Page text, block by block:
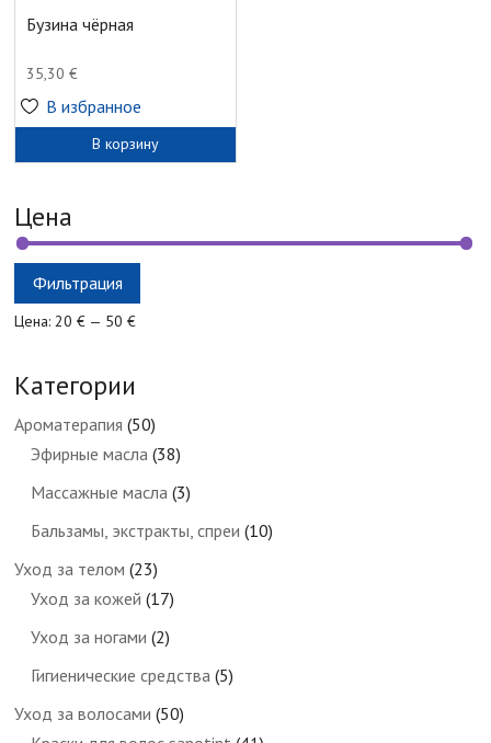
Бузина чёрная
35,30€
В избранное
В корзину
Цена
Минимальная
цена
Максимальная
цена
Фильтрация
Цена:20 € — 50 €
Категории
Ароматерапия (50)
Эфирные масла (38)
Массажные масла (3)
Бальзамы, экстракты, спреи (10)
Уход за телом (23)
Уход за кожей (17)
Уход за ногами (2)
Гигиенические средства (5)
Уход за волосами (50)